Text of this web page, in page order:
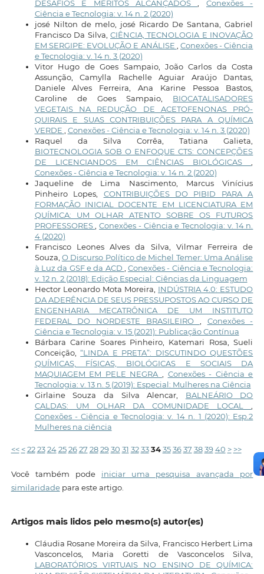
DESAFIOS E MÉRITOS ALCANÇADOS
Conexões -
Ciência e Tecnologia: v. 14 n. 2 (2020)
josé Nilton de melo, josé Ricardo De Santana, Gabriel
Francisco Da Silva, CIÊNCIA, TECNOLOGIA E INOVAÇÃO
EM SERGIPE: EVOLUÇÃO E ANÁLISE
Conexões - Ciência
e Tecnologia: v. 14 n. 3 (2020)
Vitor Hugo de Goes Sampaio, João Carlos da Costa
Assunção, Camylla Rachelle Aguiar Araújo Dantas,
Daniele Alves Ferreira, Ana Karine Pessoa Bastos,
Caroline de Goes Sampaio, BIOCATALISADORES
VEGETAIS NA REDUÇÃO DE ACETOFENONAS PRÓ-
QUIRAIS E SUAS CONTRIBUIÇÕES PARA A QUÍMICA
VERDE
Conexões - Ciência e Tecnologia: v. 14 n. 3 (2020)
Raquel da Silva Corrêa, Tatiana Galieta,
BIOTECNOLOGIA SOB O ENFOQUE CTS: CONCEPÇÕES
DE LICENCIANDOS EM CIÊNCIAS BIOLÓGICAS
Conexões - Ciência e Tecnologia: v. 14 n. 2 (2020)
Jaqueline de Lima Nascimento, Marcus Vinícius
Pinheiro Lopes, CONTRIBUIÇÕES DO PIBID PARA A
FORMAÇÃO INICIAL DOCENTE EM LICENCIATURA EM
QUÍMICA: UM OLHAR ATENTO SOBRE OS FUTUROS
PROFESSORES
,Conexões - Ciência e Tecnologia: v. 14 n.
4 (2020)
Francisco Leones Alves da Silva, Vilmar Ferreira de
Souza, O Discurso Político de Michel Temer: Uma Análise
à Luz da GSF e da ACD
,Conexões - Ciência e Tecnologia:
v. 12 n. 2 (2018): Edição Especial: Ciências da Linguagem
Hector Leonardo Mota Moreira, INDÚSTRIA 4.0: ESTUDO
DA ADERÊNCIA DE SEUS PRESSUPOSTOS AO CURSO DE
ENGENHARIA MECATRÔNICA DE UM INSTITUTO
FEDERAL DO NORDESTE BRASILEIRO
Conexões -
Ciência e Tecnologia: v. 15 (2021): Publicação Contínua
Bárbara Carine Soares Pinheiro, Katemari Rosa, Sueli
Conceição,“LINDA E PRETA”: DISCUTINDO QUESTÕES
QUÍMICAS, FÍSICAS, BIOLÓGICAS E SOCIAIS DA
MAQUIAGEM EM PELE NEGRA
Conexões - Ciência e
Tecnologia: v. 13 n. 5 (2019): Especial: Mulheres na Ciência
Girlaine Souza da Silva Alencar, BALNEÁRIO DO
CALDAS: UM OLHAR DA COMUNIDADE LOCAL
Conexões - Ciência e Tecnologia: v. 14 n. 1 (2020): Esp.2
Mulheres na ciência
<< < 22 23 24 25 26 27 28 29 30 31 32 33 34 35 36 37 38 39 40 > >>
Você também pode iniciar uma pesquisa avançada por
similaridadepara este artigo.
Artigos mais lidos pelo mesmo(s) autor(es)
Cláudia Rosane Moreira da Silva, Francisco Herbert Lima
Vasconcelos, Maria Goretti de Vasconcelos Silva,
LABORATÓRIOS VIRTUAIS NO ENSINO DE QUÍMICA: